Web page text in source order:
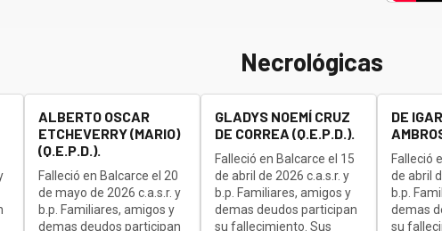
Necrológicas
ALBERTO OSCAR
ETCHEVERRY (MARIO)
(Q.E.P.D.).
Falleció en Balcarce el 20
de mayo de 2026 c.a.s.r. y
b.p. Familiares, amigos y
demas deudos participan
GLADYS NOEMÍ CRUZ
DE CORREA (Q.E.P.D.).
Falleció en Balcarce el 15
de abril de 2026 c.a.s.r. y
b.p. Familiares, amigos y
demas deudos participan
su fallecimiento. Sus
DE
Falleció
de abril
b.p.
demas
su